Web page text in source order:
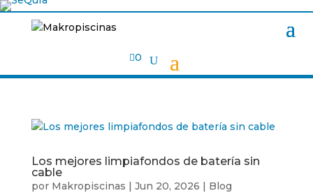
0
Los mejores limpiafondos de batería sin
cable
por Makropiscinas | Jun 20, 2026 | Blog